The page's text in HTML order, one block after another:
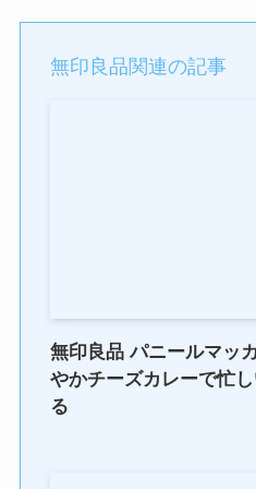
無印良品関連の記事
無印良品 パニールマッ
やかチーズカレーで忙
る